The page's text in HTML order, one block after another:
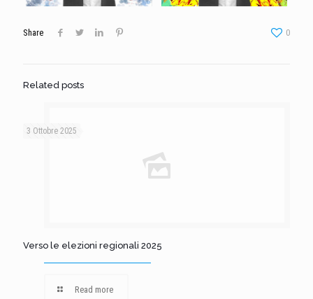
Share 0
Related posts
3 Ottobre 2025
Verso le elezioni regionali 2025
Read more